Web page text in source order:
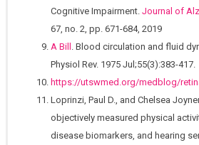
Cognitive Impairment. Journal of
67, no. 2, pp. 671-684, 2019
A Bill . Blood circulation and fluid
Physiol Rev. 1975 Jul;55(3):383-417.
https://utswmed.org/medblog/
Loprinzi, Paul D., and Chelsea
objectively measured physical
disease biomarkers, and hearing